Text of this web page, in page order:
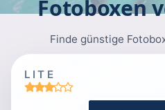
Fotoboxen
Finde günstige
LITE